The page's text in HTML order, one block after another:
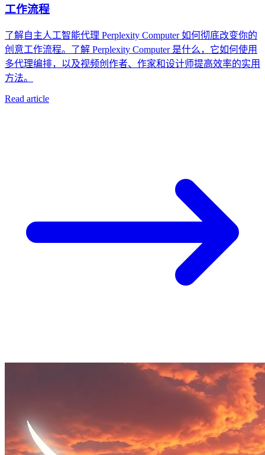
工作流程
了解自主人工智能代理 Perplexity Computer 如何彻底改变你的
创意工作流程。了解 Perplexity Computer 是什么，它如何使用
多代理编排，以及视频创作者、作家和设计师提高效率的实用
方法。
Read article